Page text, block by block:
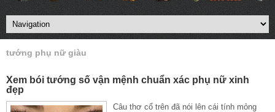
tướng phụ nữ giàu
Xem bói tướng số vận mệnh chuẩn xác phụ nữ xinh
đẹp
Câu thơ cổ trên đã nói lên cái tính mỏng